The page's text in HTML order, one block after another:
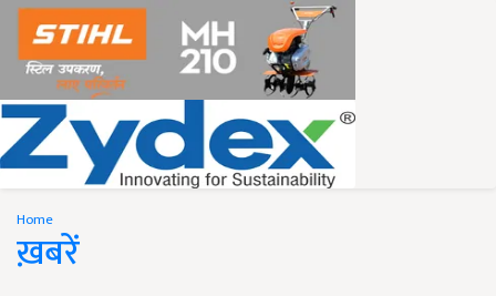
Home
ख़बरें